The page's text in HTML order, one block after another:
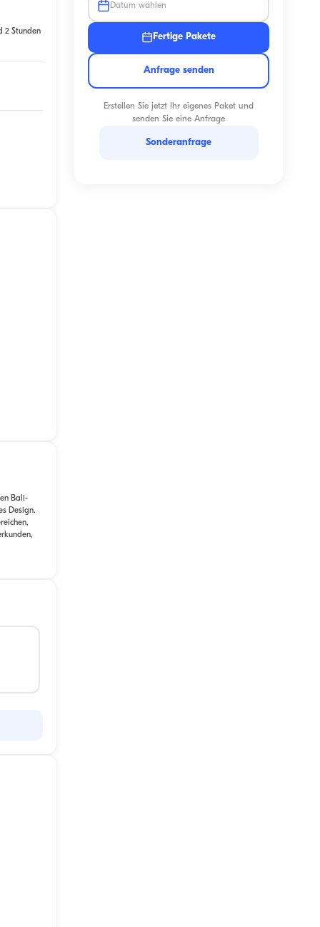
2 Stunden
Bali-
Design.
Datum wählen
Fertige Pakete
Anfrage senden
Erstellen Sie jetzt Ihr eigenes Paket und
senden Sie eine Anfrage
Sonderanfrage